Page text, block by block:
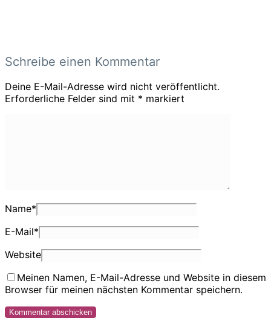
Schreibe einen Kommentar
Deine E-Mail-Adresse wird nicht veröffentlicht.
Erforderliche Felder sind mit * markiert
Name*
E-Mail*
Website
Meinen Namen, E-Mail-Adresse und Website in diesem
Browser für meinen nächsten Kommentar speichern.